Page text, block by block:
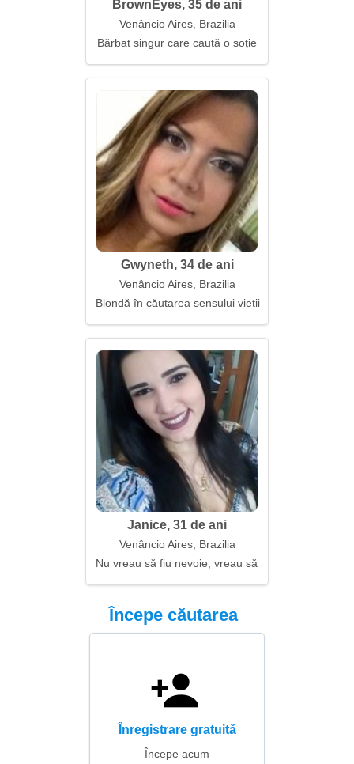
BrownEyes, 35 de ani
Venâncio Aires, Brazilia
Bărbat singur care caută o soție
Gwyneth, 34 de ani
Venâncio Aires, Brazilia
Blondă în căutarea sensului vieții
Janice, 31 de ani
Venâncio Aires, Brazilia
Nu vreau să fiu nevoie, vreau să fiu dorită
Începe căutarea
Înregistrare gratuită
Începe acum